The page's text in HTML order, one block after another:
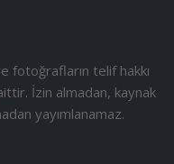
fotoğrafların telif hakkı
aittir. İzin almadan, kaynak
yayımlanamaz.